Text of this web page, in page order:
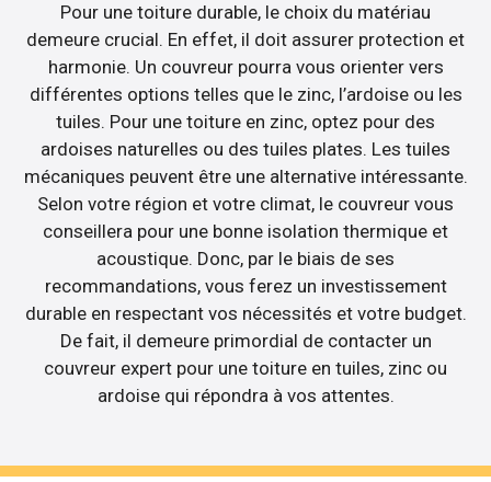
Pour une toiture durable, le choix du matériau
demeure crucial. En effet, il doit assurer protection et
harmonie. Un couvreur pourra vous orienter vers
différentes options telles que le zinc, l’ardoise ou les
tuiles. Pour une toiture en zinc, optez pour des
ardoises naturelles ou des tuiles plates. Les tuiles
mécaniques peuvent être une alternative intéressante.
Selon votre région et votre climat, le couvreur vous
conseillera pour une bonne isolation thermique et
acoustique. Donc, par le biais de ses
recommandations, vous ferez un investissement
durable en respectant vos nécessités et votre budget.
De fait, il demeure primordial de contacter un
couvreur expert pour une toiture en tuiles, zinc ou
ardoise qui répondra à vos attentes.